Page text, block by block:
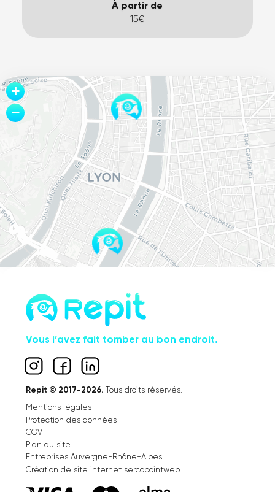
À partir de
15€
Vous l’avez fait tomber au bon endroit.
Repit © 2017-2026. Tous droits réservés.
Mentions légales
Protection des données
CGV
Plan du site
Entreprises Auvergne-Rhône-Alpes
Création de site internet sercopointweb
+
−